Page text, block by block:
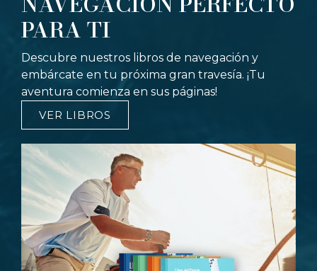
PARA TI
Descubre nuestros libros de navegación y
embárcate en tu próxima gran travesía. ¡Tu
aventura comienza en sus páginas!
VER LIBROS